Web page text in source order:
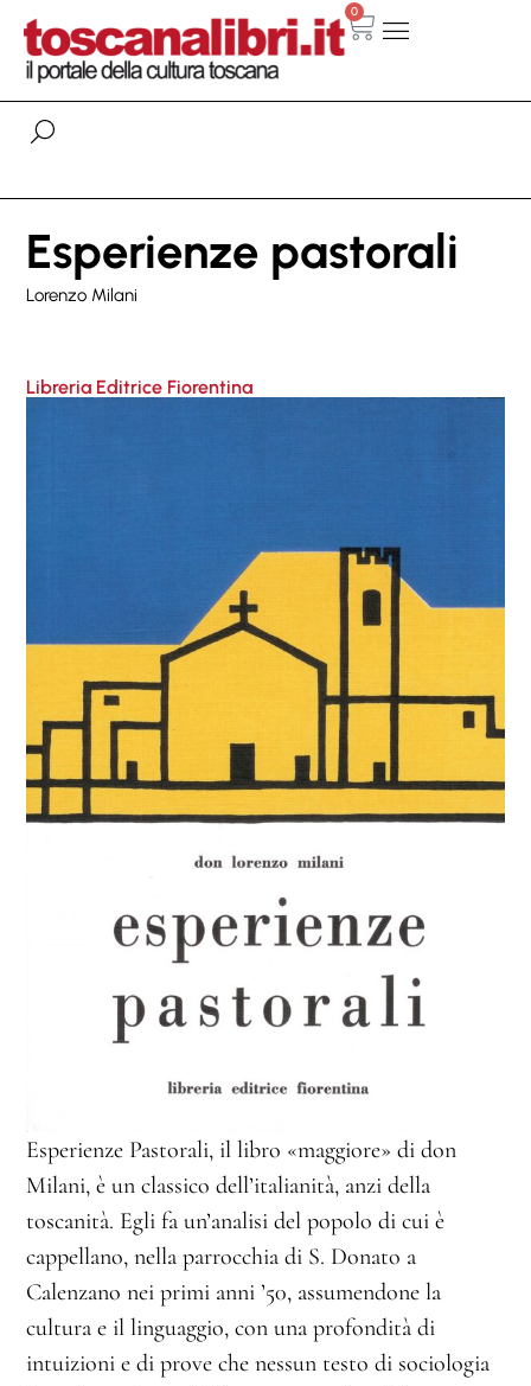
0
Esperienze pastorali
Lorenzo Milani
Libreria Editrice Fiorentina
Esperienze Pastorali, il libro «maggiore» di don
Milani, è un classico dell’italianità, anzi della
toscanità. Egli fa un’analisi del popolo di cui è
cappellano, nella parrocchia di S. Donato a
Calenzano nei primi anni ’50, assumendone la
cultura e il linguaggio, con una profondità di
intuizioni e di prove che nessun testo di sociologia